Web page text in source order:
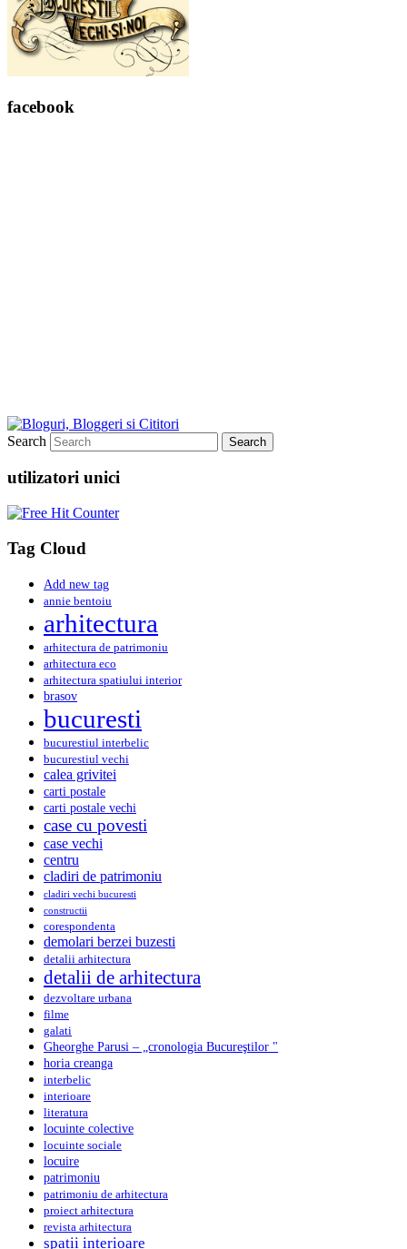
facebook
Search
utilizatori unici
Tag Cloud
Add new tag
annie bentoiu
arhitectura
arhitectura de patrimoniu
arhitectura eco
arhitectura spatiului interior
brasov
bucuresti
bucurestiul interbelic
bucurestiul vechi
calea grivitei
carti postale
carti postale vechi
case cu povesti
case vechi
centru
cladiri de patrimoniu
cladiri vechi bucuresti
constructii
corespondenta
demolari berzei buzesti
detalii arhitectura
detalii de arhitectura
dezvoltare urbana
filme
galati
Gheorghe Parusi – „cronologia Bucureştilor "
horia creanga
interbelic
interioare
literatura
locuinte colective
locuinte sociale
locuire
patrimoniu
patrimoniu de arhitectura
proiect arhitectura
revista arhitectura
spatii interioare